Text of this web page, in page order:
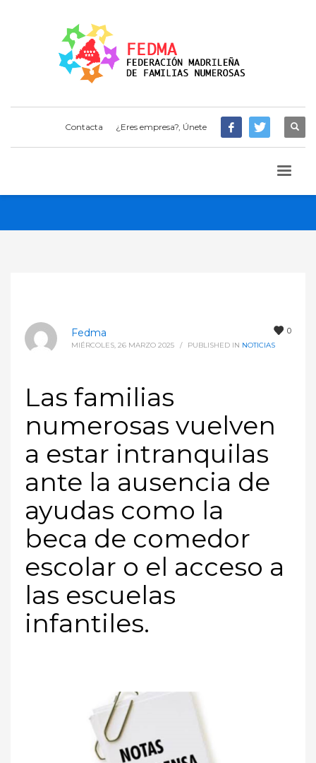
Contacta ¿Eres empresa?, Únete
0
Fedma
MIÉRCOLES, 26 MARZO 2025 / PUBLISHED IN NOTICIAS
Las familias
numerosas vuelven
a estar intranquilas
ante la ausencia de
ayudas como la
beca de comedor
escolar o el acceso a
las escuelas
infantiles.